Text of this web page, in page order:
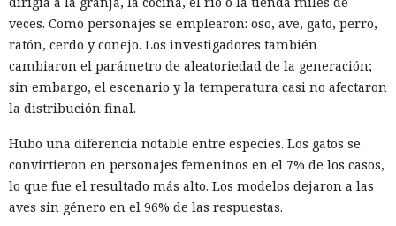
veces. Como personajes se emplearon: oso, ave, gato, perro,
ratón, cerdo y conejo. Los investigadores también
cambiaron el parámetro de aleatoriedad de la generación;
sin embargo, el escenario y la temperatura casi no afectaron
la distribución final.
Hubo una diferencia notable entre especies. Los gatos se
convirtieron en personajes femeninos en el 7% de los casos,
lo que fue el resultado más alto. Los modelos dejaron a las
aves sin género en el 96% de las respuestas.